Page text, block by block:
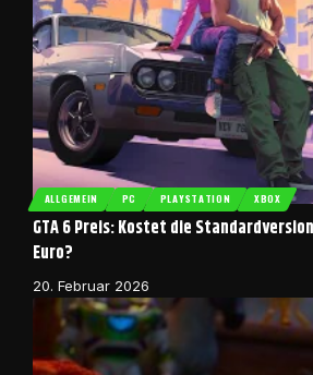
ALLGEMEIN PC PLAYSTATION XBOX
GTA 6 Preis: Kostet die
Euro?
20. Februar 2026